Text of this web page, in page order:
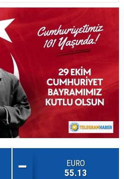
EURO
55.13